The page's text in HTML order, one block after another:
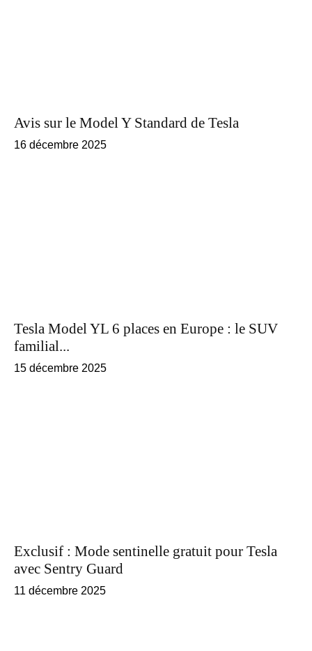
Avis sur le Model Y Standard de Tesla
16 décembre 2025
Tesla Model YL 6 places en Europe : le SUV
familial...
15 décembre 2025
Exclusif : Mode sentinelle gratuit pour Tesla
avec Sentry Guard
11 décembre 2025